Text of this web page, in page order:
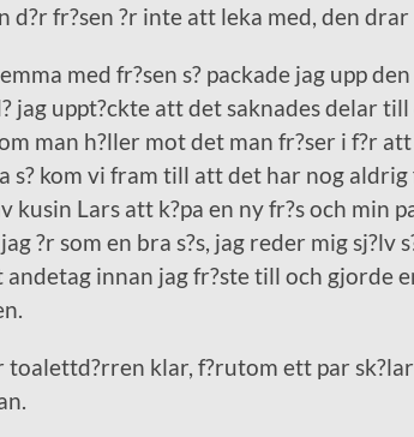
d?r fr?sen ?r inte att leka med, den
med fr?sen s? packade jag upp
jag uppt?ckte att det saknades delar
man h?ller mot det man fr?ser i f?r
s? kom vi fram till att det har nog
kusin Lars att k?pa en ny fr?s och min
?r som en bra s?s, jag reder mig sj?lv
andetag innan jag fr?ste till och gjorde
toalettd?rren klar, f?rutom ett par